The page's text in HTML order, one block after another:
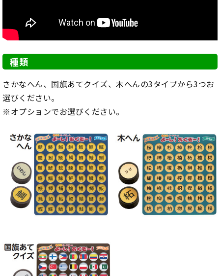
種類
さかなへん、国旗あてクイズ、木へんの3タイプから3つお
選びください。
※オプションでお選びください。